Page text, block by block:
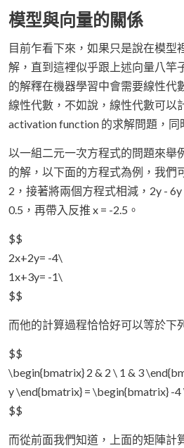
模型與向量的關係
目前乍看下來，如果只是說在模型
解，直到這裡似乎跟上述向量八竿
的解釋在機器學習中會需要線性代
線性代數，不如說，線性代數可以
activation function 的求解問題，同
以一組二元一次方程式的問題來舉
的解，以下面的方程式為例，我們
2，接著將兩個方程式相減，2y -
0.5，再帶入反推 x = -2.5。
$$
2x+2y= -4\
1x+3y= -1\
$$
而他的計算過程恰恰好可以等於下
$$
\begin{bmatrix} 2 & 2 \ 1 & 3
y \end{bmatrix} = \begin{bmatrix} -
$$
而從前面我們知道，上面的矩陣計